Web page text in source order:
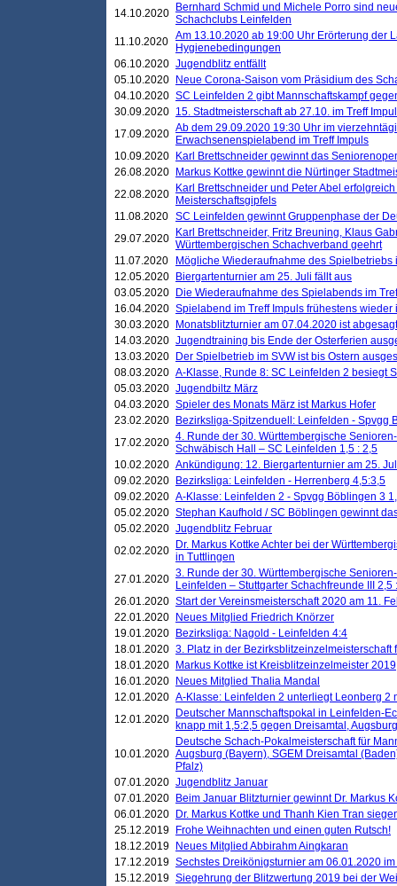
14.10.2020
Bernhard Schmid und Michele Porro sind
Schachclubs Leinfelden
11.10.2020 Am 13.10.2020 ab 19:00 Uhr Erörterung der
Hygienebedingungen
06.10.2020 Jugendblitz entfällt
05.10.2020
Neue Corona-Saison vom Präsidium des
04.10.2020 SC Leinfelden 2 gibt Mannschaftskampf
30.09.2020 15. Stadtmeisterschaft ab 27.10. im Treff
17.09.2020 Ab dem 29.09.2020 19:30 Uhr im
Erwachsenenspielabend im Treff Impuls
10.09.2020
Karl Brettschneider gewinnt das
26.08.2020
Markus Kottke gewinnt die Nürtinger
22.08.2020
Karl Brettschneider und Peter Abel
Meisterschaftsgipfels
11.08.2020 SC Leinfelden gewinnt Gruppenphase der
29.07.2020
Karl Brettschneider, Fritz Breuning, Klaus
Württembergischen Schachverband geehrt
11.07.2020
Mögliche Wiederaufnahme des Spielbetriebs
12.05.2020
Biergartenturnier am 25. Juli fällt aus
03.05.2020
Die Wiederaufnahme des Spielabends im
16.04.2020 Spielabend im Treff Impuls frühestens wieder
30.03.2020
Monatsblitzturnier am 07.04.2020 ist abgesagt
14.03.2020 Jugendtraining bis Ende der Osterferien
13.03.2020
Der Spielbetrieb im SVW ist bis Ostern
08.03.2020 A-Klasse, Runde 8: SC Leinfelden 2 besiegt
05.03.2020 Jugendbiltz März
04.03.2020 Spieler des Monats März ist Markus Hofer
23.02.2020
Bezirksliga-Spitzenduell: Leinfelden - Spvgg
17.02.2020 4. Runde der 30. Württembergische
Schwäbisch Hall – SC Leinfelden 1,5 : 2,5
10.02.2020 Ankündigung: 12. Biergartenturnier am 25.
09.02.2020
Bezirksliga: Leinfelden - Herrenberg 4,5:3,5
09.02.2020 A-Klasse: Leinfelden 2 - Spvgg Böblingen 3
05.02.2020 Stephan Kaufhold / SC Böblingen gewinnt
05.02.2020 Jugendblitz Februar
02.02.2020
Dr. Markus Kottke Achter bei der
in Tuttlingen
27.01.2020 3. Runde der 30. Württembergische
Leinfelden – Stuttgarter Schachfreunde III 2,5
26.01.2020 Start der Vereinsmeisterschaft 2020 am 11.
22.01.2020
Neues Mitglied Friedrich Knörzer
19.01.2020
Bezirksliga: Nagold - Leinfelden 4:4
18.01.2020 3. Platz in der Bezirksblitzeinzelmeisterschaft
18.01.2020
Markus Kottke ist Kreisblitzeinzelmeister 2019
16.01.2020
Neues Mitglied Thalia Mandal
12.01.2020 A-Klasse: Leinfelden 2 unterliegt Leonberg 2
12.01.2020
Deutscher Mannschaftspokal in Leinfelden-
knapp mit 1,5:2,5 gegen Dreisamtal,
10.01.2020
Deutsche Schach-Pokalmeisterschaft für
Augsburg (Bayern), SGEM Dreisamtal
Pfalz)
07.01.2020 Jugendblitz Januar
07.01.2020
Beim Januar Blitzturnier gewinnt Dr. Markus
06.01.2020
Dr. Markus Kottke und Thanh Kien Tran
25.12.2019
Frohe Weihnachten und einen guten Rutsch!
18.12.2019
Neues Mitglied Abbirahm Aingkaran
17.12.2019 Sechstes Dreikönigsturnier am 06.01.2020
15.12.2019 Siegehrung der Blitzwertung 2019 bei der